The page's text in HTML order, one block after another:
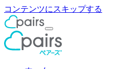
コンテンツにスキップする